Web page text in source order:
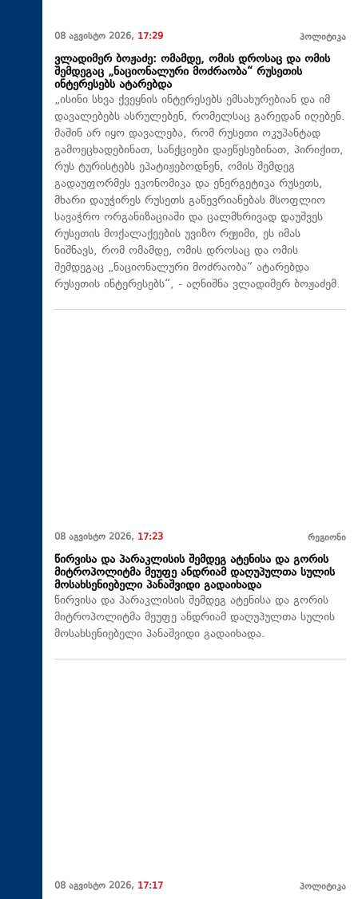
08 აგვისტო 2026, 17:29 პოლიტიკა
ვლადიმერ ბოჟაძე: ომამდე, ომის დროსაც და ომის
შემდეგაც „ნაციონალური მოძრაობა“ რუსეთის
ინტერესებს ატარებდა
„ისინი სხვა ქვეყნის ინტერესებს ემსახურებიან და იმ
დავალებებს ასრულებენ, რომელსაც გარედან იღებენ.
მაშინ არ იყო დავალება, რომ რუსეთი ოკუპანტად
გამოეცხადებინათ, სანქციები დაეწესებინათ, პირიქით,
რუს ტურისტებს ეპატიჟებოდნენ, ომის შემდეგ
გადაუფორმეს ეკონომიკა და ენერგეტიკა რუსეთს,
მხარი დაუჭირეს რუსეთს გაწევრიანებას მსოფლიო
სავაჭრო ორგანიზაციაში და ცალმხრივად დაუშვეს
რუსეთის მოქალაქეების უვიზო რეჟიმი, ეს იმას
ნიშნავს, რომ ომამდე, ომის დროსაც და ომის
შემდეგაც „ნაციონალური მოძრაობა“ ატარებდა
რუსეთის ინტერესებს“, - აღნიშნა ვლადიმერ ბოჟაძემ.
08 აგვისტო 2026, 17:23 რეგიონი
წირვისა და პარაკლისის შემდეგ ატენისა და გორის
მიტროპოლიტმა მეუფე ანდრიამ დაღუპულთა სულის
მოსახსენიებელი პანაშვიდი გადაიხადა
წირვისა და პარაკლისის შემდეგ ატენისა და გორის
მიტროპოლიტმა მეუფე ანდრიამ დაღუპულთა სულის
მოსახსენიებელი პანაშვიდი გადაიხადა.
08 აგვისტო 2026, 17:17 პოლიტიკა